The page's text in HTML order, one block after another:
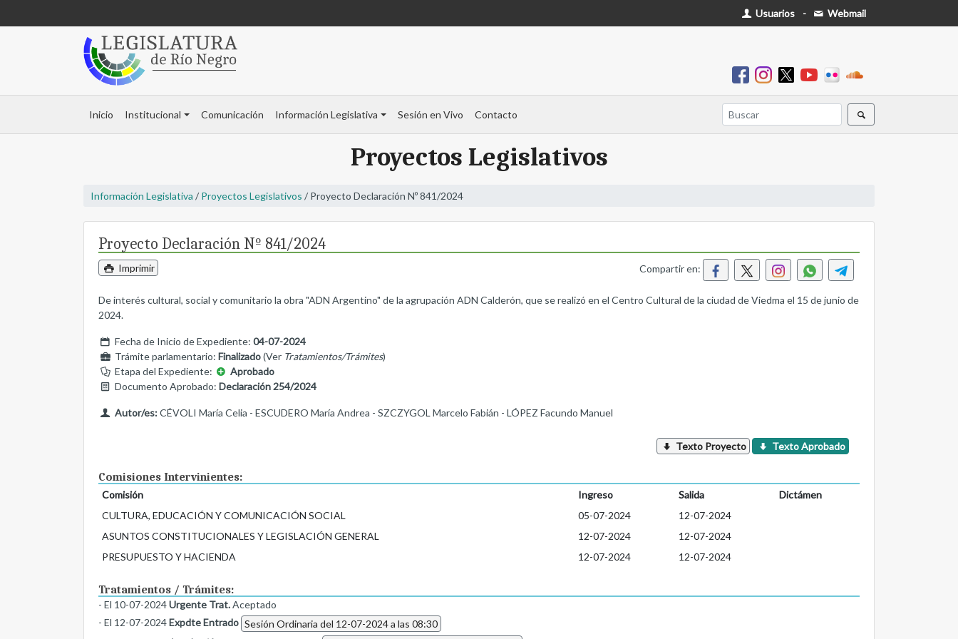
Usuarios - Webmail
Inicio Institucional Comunicación Información Legislativa Sesión en Vivo Contacto
Proyectos Legislativos
Información Legislativa / Proyectos Legislativos / Proyecto Declaración Nº 841/2024
Proyecto Declaración Nº 841/2024
Imprimir Compartir en:
De interés cultural, social y comunitario la obra "ADN Argentino" de la agrupación ADN Calderón, que se realizó en el Centro Cultural de la ciudad de Viedma el 15 de junio de
2024.
Fecha de Inicio de Expediente: 04-07-2024
Trámite parlamentario: Finalizado(Ver Tratamientos/Trámites)
Etapa del Expediente:
Aprobado
Documento Aprobado: Declaración 254/2024
Autor/es:CÉVOLI María Celia - ESCUDERO María Andrea - SZCZYGOL Marcelo Fabián - LÓPEZ Facundo Manuel
Texto Proyecto Texto Aprobado
Comisiones Intervinientes:
Comisión Ingreso Salida
Dictámen
CULTURA, EDUCACIÓN Y COMUNICACIÓN SOCIAL
05-07-2024
12-07-2024
ASUNTOS CONSTITUCIONALES Y LEGISLACIÓN GENERAL
12-07-2024
12-07-2024
PRESUPUESTO Y HACIENDA
12-07-2024 12-07-2024
Tratamientos / Trámites:
- El 10-07-2024Urgente Trat.Aceptado
- El 12-07-2024Expdte Entrado Sesión Ordinaria del 12-07-2024 a las 08:30